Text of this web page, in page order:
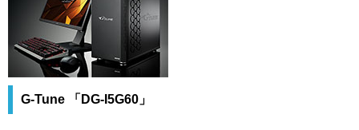
G-Tune 「DG-I5G60」